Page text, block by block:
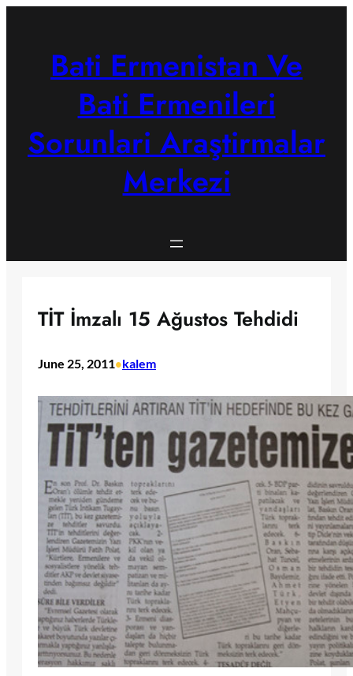
Bati Ermenistan Ve
Bati Ermenileri
Sorunlari Araştirmalar
Merkezi
TİT İmzalı 15 Ağustos Tehdidi
June 25, 2011•kalem